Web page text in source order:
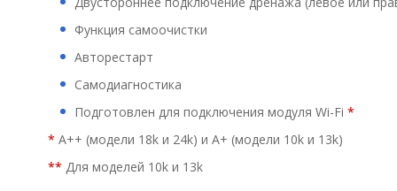
Функция самоочистки
Авторестарт
Самодиагностика
Подготовлен для подключения модуля Wi-Fi *
* А++ (модели 18k и 24k) и А+ (модели 10k и 13k)
** Для моделей 10k и 13k